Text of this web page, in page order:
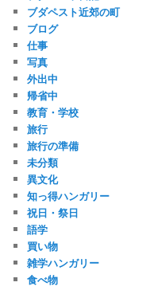
ブダペスト近郊の町
ブログ
仕事
写真
外出中
帰省中
教育・学校
旅行
旅行の準備
未分類
異文化
知っ得ハンガリー
祝日・祭日
語学
買い物
雑学ハンガリー
食べ物